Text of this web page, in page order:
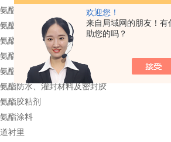
欢迎您！
来自局域网的朋友！有
助您的吗？
酯地板
酯喷涂
酯泡沫
酯弹性体
酯保温防腐
酯防水、灌封材料及密封胶
酯胶粘剂
酯涂料
衬里